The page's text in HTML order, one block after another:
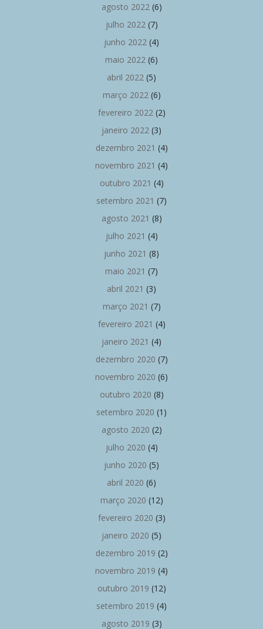
agosto 2022 (6)
julho 2022 (7)
junho 2022 (4)
maio 2022 (6)
abril 2022 (5)
março 2022 (6)
fevereiro 2022 (2)
janeiro 2022 (3)
dezembro 2021 (4)
novembro 2021 (4)
outubro 2021 (4)
setembro 2021 (7)
agosto 2021 (8)
julho 2021 (4)
junho 2021 (8)
maio 2021 (7)
abril 2021 (3)
março 2021 (7)
fevereiro 2021 (4)
janeiro 2021 (4)
dezembro 2020 (7)
novembro 2020 (6)
outubro 2020 (8)
setembro 2020 (1)
agosto 2020 (2)
julho 2020 (4)
junho 2020 (5)
abril 2020 (6)
março 2020 (12)
fevereiro 2020 (3)
janeiro 2020 (5)
dezembro 2019 (2)
novembro 2019 (4)
outubro 2019 (12)
setembro 2019 (4)
agosto 2019 (3)